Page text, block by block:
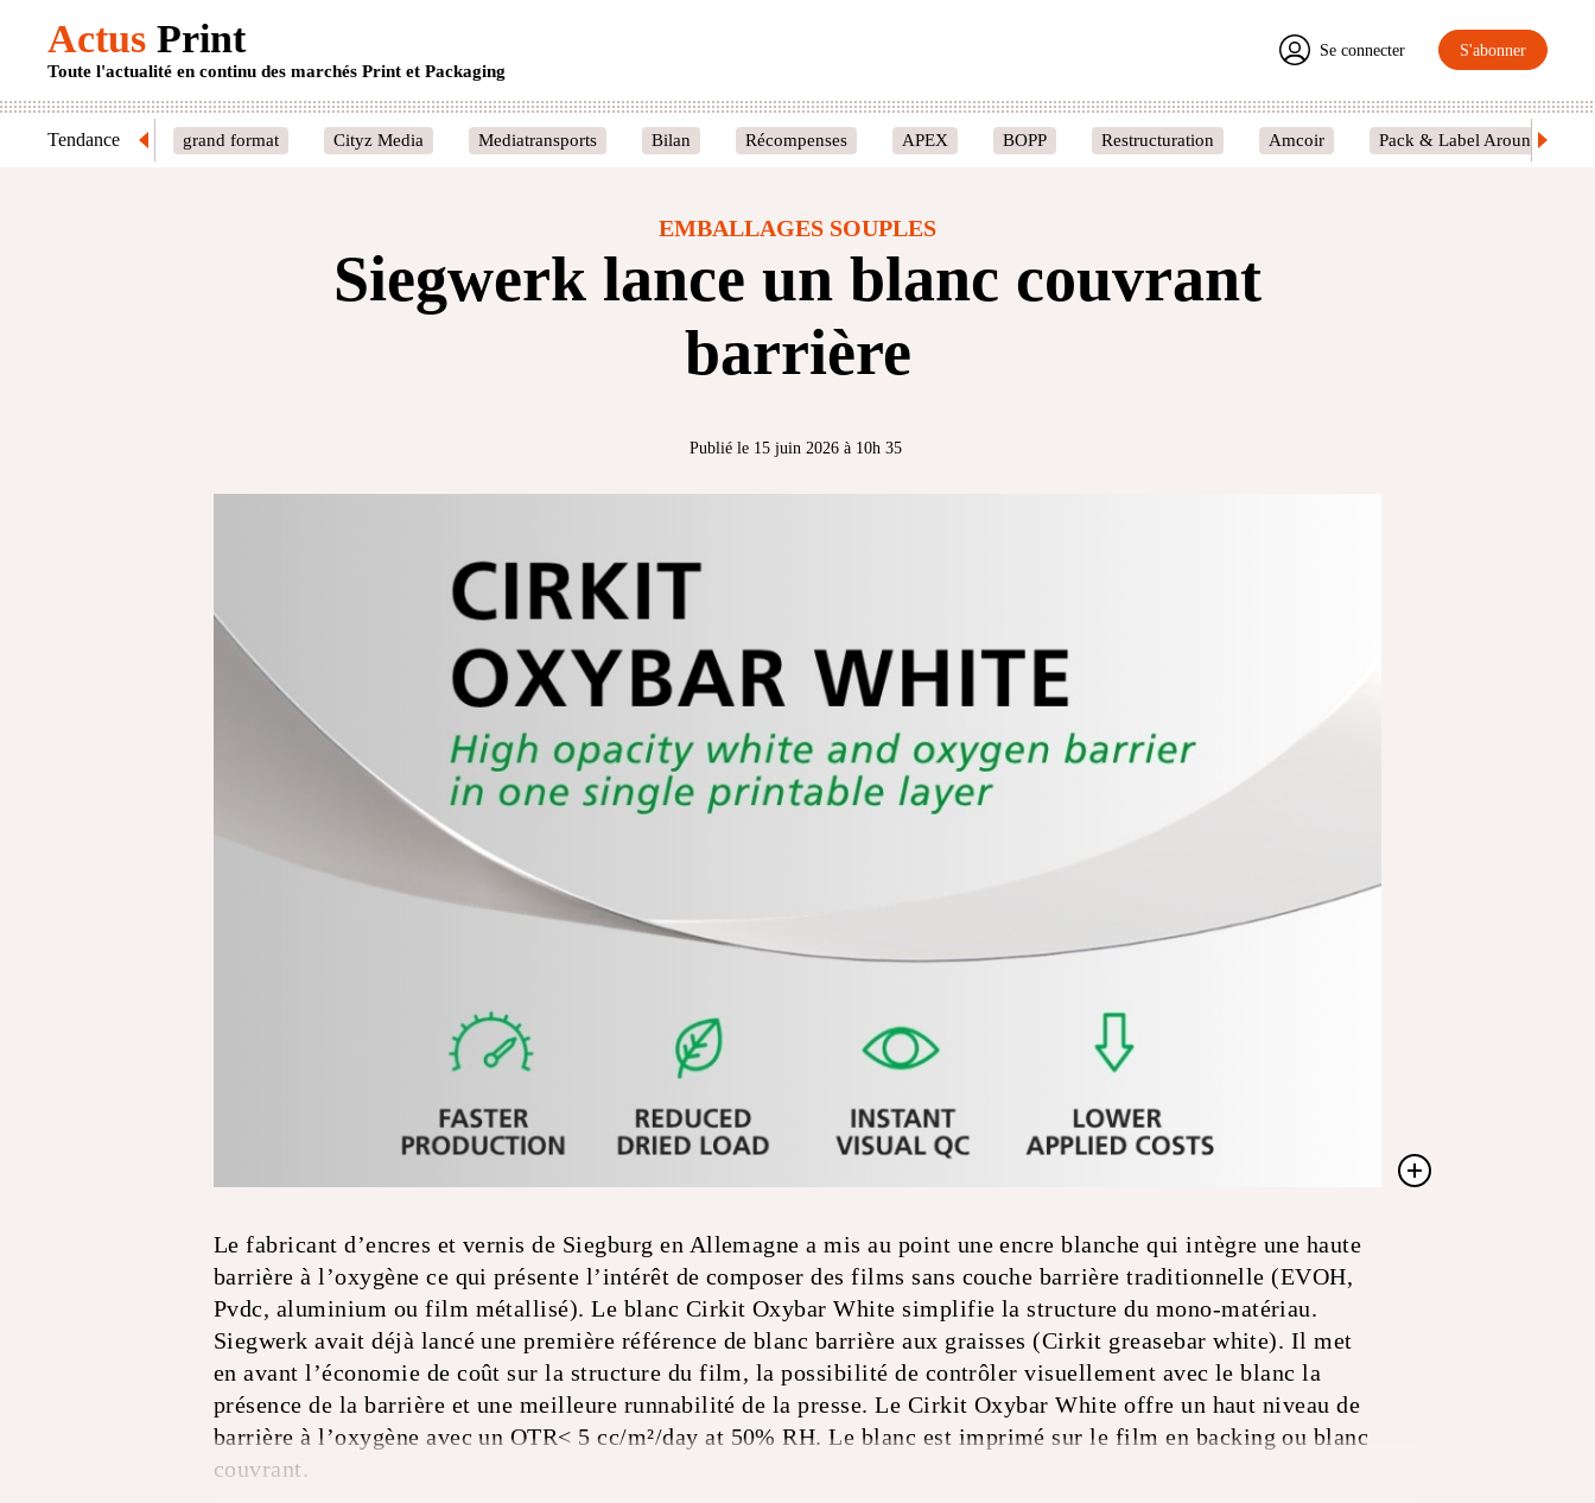
Actus Print
Toute l'actualité en continu des marchés Print et Packaging
Se connecter S'abonner
Tendance grand format Cityz Media Mediatransports Bilan Récompenses APEX BOPP Restructuration Amcoir Pack & Label Around
EMBALLAGES SOUPLES
Siegwerk lance un blanc couvrant
barrière
Publié le 15 juin 2026 à 10h 35
Le fabricant d’encres et vernis de Siegburg en Allemagne a mis au point une encre blanche qui intègre une haute
barrière à l’oxygène ce qui présente l’intérêt de composer des films sans couche barrière traditionnelle (EVOH,
Pvdc, aluminium ou film métallisé). Le blanc Cirkit Oxybar White simplifie la structure du mono-matériau.
Siegwerk avait déjà lancé une première référence de blanc barrière aux graisses (Cirkit greasebar white). Il met
en avant l’économie de coût sur la structure du film, la possibilité de contrôler visuellement avec le blanc la
présence de la barrière et une meilleure runnabilité de la presse. Le Cirkit Oxybar White offre un haut niveau de
barrière à l’oxygène avec un OTR< 5 cc/m²/day at 50% RH. Le blanc est imprimé sur le film en backing ou blanc
couvrant.